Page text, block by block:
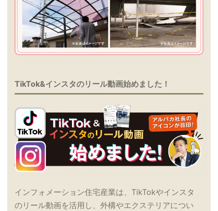
TikTok&インスタのリール動画始めました！
インフォメーション住宅産業は、TikTokやインスタ
のリール動画を活用し、外構やエクステリアについ